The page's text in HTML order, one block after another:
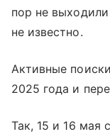
пор не
не известно.
Активные
2025 года и
Так, 15 и 16 мая